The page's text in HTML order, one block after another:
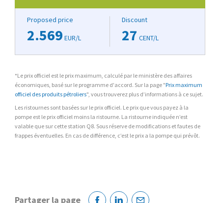
Proposed price
2.569 EUR/L
Discount
27 CENT/L
*Le prix officiel est le prix maximum, calculé par le ministère des affaires
économiques, basé sur le programme d'accord. Sur la page "Prix maximum
officiel des produits pétroliers", vous trouverez plus d’informations à ce sujet.
Les ristournes sont basées sur le prix officiel. Le prix que vous payez à la
pompe est le prix officiel moins la ristourne. La ristourne indiquée n’est
valable que sur cette station Q8. Sous réserve de modifications et fautes de
frappes éventuelles. En cas de différence, c’est le prix a la pompe qui prévôt.
Partager la page